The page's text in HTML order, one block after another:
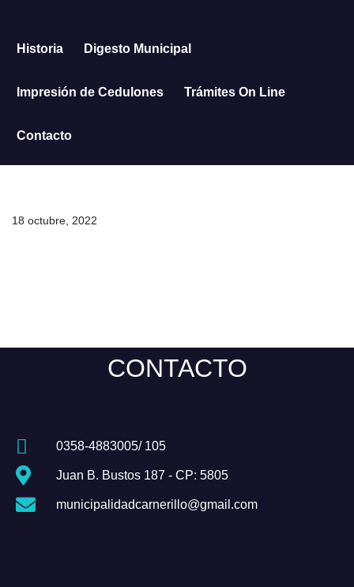
Saltar
Historia Digesto Municipal
Impresión de Cedulones Trámites On Line
Contacto
18 octubre, 2022
CONTACTO
0358-4883005/ 105
Juan B. Bustos 187 - CP: 5805
municipalidadcarnerillo@gmail.com